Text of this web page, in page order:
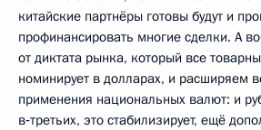
китайские партнёры готовы будут и
профинансировать многие сделки. А
от диктата рынка, который все
номинирует в долларах, и расширяем
применения национальных валют: и
в‑третьих, это стабилизирует, ещё